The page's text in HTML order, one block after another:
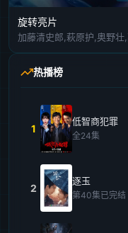
旋转亮片
热播榜
1
低智商犯罪
全24集
2
逐玉
第40集已完结